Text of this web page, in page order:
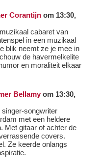
Corantijn om 13:30,
cabaret van
in een muzikaal
blik neemt ze je mee in
de havermelkelite
en moraliteit elkaar
Bellamy om 13:30,
songwriter
met een heldere
Met gitaar of achter de
covers.
Ze keerde onlangs